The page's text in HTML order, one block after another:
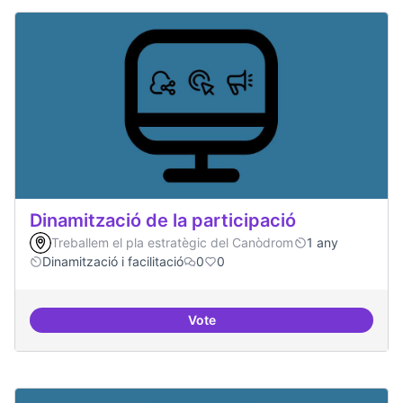
Dinamització de la participació
Treballem el pla estratègic del Canòdrom
1 any
Dinamització i facilitació
0 0
VoteDinamització de la participació